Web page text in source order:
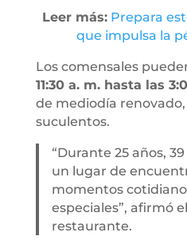
Leer más: Prepara
que impulsa la
Los comensales
11:30 a. m. hasta las
de mediodía
suculentos.
“Durante 25 años,
un lugar de
momentos
especiales”, afirmó
restaurante.